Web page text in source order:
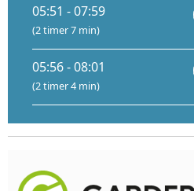
05:51 - 07:59
(2 timer 7 min)
05:56 - 08:01
(2 timer 4 min)